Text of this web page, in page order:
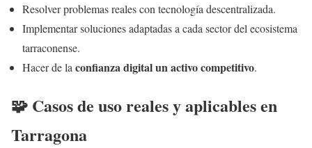
Resolver problemas reales con tecnología descentralizada.
Implementar soluciones adaptadas a cada sector del ecosistema
tarraconense.
Hacer de laconfianza digital un activo competitivo.
🧩 Casos de uso reales y aplicables en
Tarragona